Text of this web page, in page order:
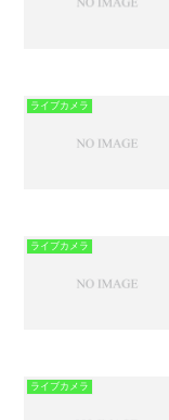
ライブカメラ
ライブカメラ
ライブカメラ